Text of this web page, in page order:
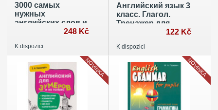
3000 самых
нужных
английских слов и
Повышаем
248 Kč
K dispozici
Английский язык 3
класс. Глагол.
Тренажер для
начальной школы
122 Kč
K dispozici
NOVINKA NOVINKA